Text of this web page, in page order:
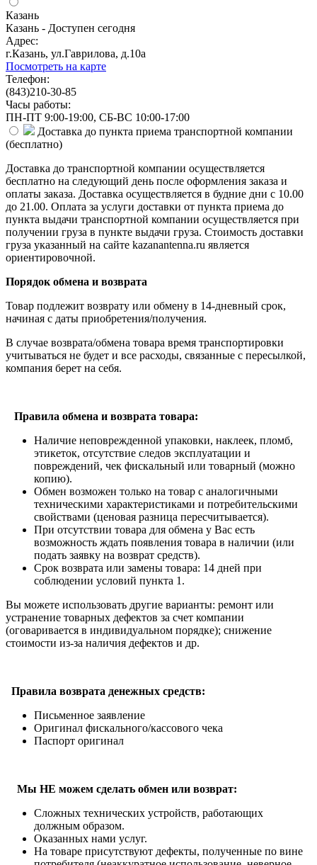
Казань
Казань - Доступен сегодня
Адрес:
г.Казань, ул.Гаврилова, д.10а
Посмотреть на карте
Телефон:
(843)210-30-85
Часы работы:
ПН-ПТ 9:00-19:00, СБ-ВС 10:00-17:00
Доставка до пункта приема транспортной компании
(бесплатно)
Доставка до транспортной компании осуществляется
бесплатно на следующий день после оформления заказа и
оплаты заказа. Доставка осуществляется в будние дни с 10.00
до 21.00. Оплата за услуги доставки от пункта приема до
пункта выдачи транспортной компании осуществляется при
получении груза в пункте выдачи груза. Стоимость доставки
груза указанный на сайте kazanantenna.ru является
ориентировочной.
Порядок обмена и возврата
Товар подлежит возврату или обмену в 14-дневный срок,
начиная с даты приобретения/получения.
В случае возврата/обмена товара время транспортировки
учитываться не будет и все расходы, связанные с пересылкой,
компания берет на себя.
Правила обмена и возврата товара:
Наличие неповрежденной упаковки, наклеек, пломб,
этикеток, отсутствие следов эксплуатации и
повреждений, чек фискальный или товарный (можно
копию).
Обмен возможен только на товар с аналогичными
техническими характеристиками и потребительскими
свойствами (ценовая разница пересчитывается).
При отсутствии товара для обмена у Вас есть
возможность ждать появления товара в наличии (или
подать заявку на возврат средств).
Срок возврата или замены товара: 14 дней при
соблюдении условий пункта 1.
Вы можете использовать другие варианты: ремонт или
устранение товарных дефектов за счет компании
(оговаривается в индивидуальном порядке); снижение
стоимости из-за наличия дефектов и др.
Правила возврата денежных средств:
Письменное заявление
Оригинал фискального/кассового чека
Паспорт оригинал
Мы НЕ можем сделать обмен или возврат:
Сложных технических устройств, работающих
должным образом.
Оказанных нами услуг.
На товаре присутствуют дефекты, полученные по вине